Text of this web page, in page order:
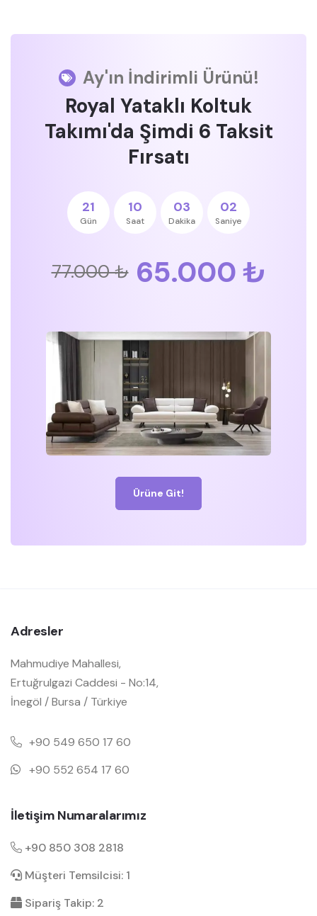
Ay'ın İndirimli Ürünü!
Royal Yataklı Koltuk
Takımı'da Şimdi 6 Taksit
Fırsatı
21
Gün
10
Saat
03
Dakika
02
Saniye
77.000 ₺ 65.000 ₺
Ürüne Git!
Adresler
Mahmudiye Mahallesi,
Ertuğrulgazi Caddesi - No:14,
İnegöl / Bursa / Türkiye
+90 549 650 17 60
+90 552 654 17 60
İletişim Numaralarımız
+90 850 308 2818
Müşteri Temsilcisi: 1
Sipariş Takip: 2